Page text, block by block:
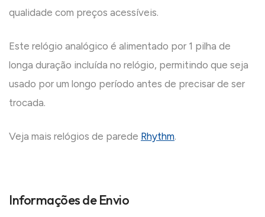
qualidade com preços acessíveis.
Este relógio analógico é alimentado por 1 pilha de
longa duração incluída no relógio, permitindo que seja
usado por um longo período antes de precisar de ser
trocada.
Veja mais relógios de parede Rhythm.
Informações de Envio